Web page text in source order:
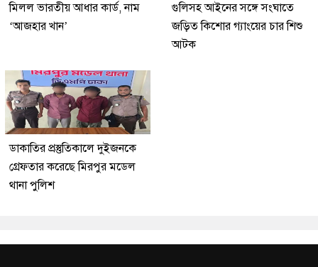
মিলল ভারতীয় আধার কার্ড, নাম
‘আজহার খান’
গুলিসহ আইনের সঙ্গে সংঘাতে
জড়িত কিশোর গ্যাংয়ের চার শিশু
আটক
ডাকাতির প্রস্তুতিকালে দুইজনকে
গ্রেফতার করেছে মিরপুর মডেল
থানা পুলিশ